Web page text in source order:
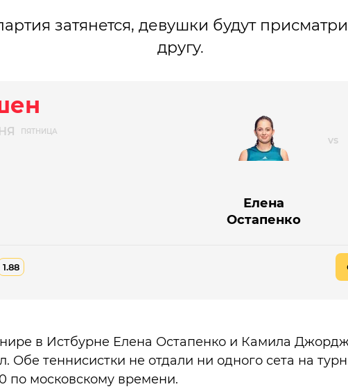
затянется, девушки будут
другу.
Елена
Остапенко
ПЯТНИЦА
1.88
в Истбурне Елена Остапенко и Камила
Обе теннисистки не отдали ни одного сета на
по московскому времени.